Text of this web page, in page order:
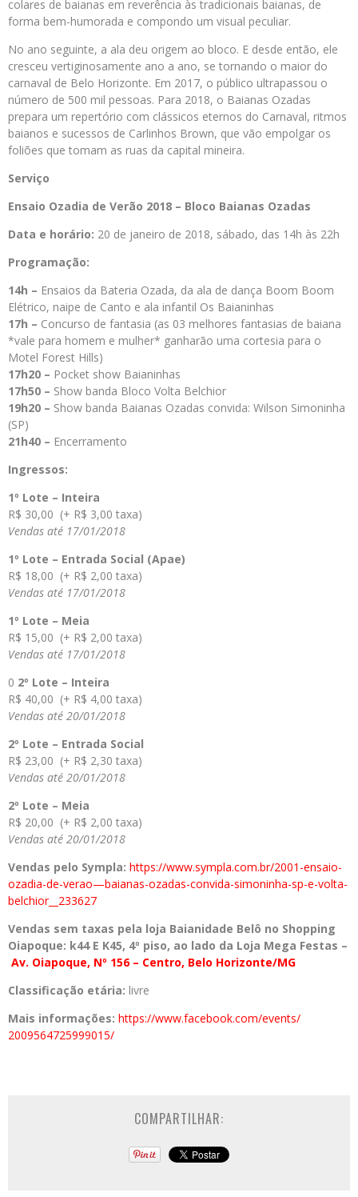
colares de baianas em reverência às tradicionais baianas, de
forma bem-humorada e compondo um visual peculiar.
No ano seguinte, a ala deu origem ao bloco. E desde então, ele
cresceu vertiginosamente ano a ano, se tornando o maior do
carnaval de Belo Horizonte. Em 2017, o público ultrapassou o
número de 500 mil pessoas. Para 2018, o Baianas Ozadas
prepara um repertório com clássicos eternos do Carnaval, ritmos
baianos e sucessos de Carlinhos Brown, que vão empolgar os
foliões que tomam as ruas da capital mineira.
Serviço
Ensaio Ozadia de Verão 2018 – Bloco Baianas Ozadas
Data e horário: 20 de janeiro de 2018, sábado, das 14h às 22h
Programação:
14h – Ensaios da Bateria Ozada, da ala de dança Boom Boom
Elétrico, naipe de Canto e ala infantil Os Baianinhas
17h – Concurso de fantasia (as 03 melhores fantasias de baiana
*vale para homem e mulher* ganharão uma cortesia para o
Motel Forest Hills)
17h20 – Pocket show Baianinhas
17h50 – Show banda Bloco Volta Belchior
19h20 – Show banda Baianas Ozadas convida: Wilson Simoninha
(SP)
21h40 – Encerramento
Ingressos:
1º Lote – Inteira
R$ 30,00 (+ R$ 3,00 taxa)
Vendas até 17/01/2018
1º Lote – Entrada Social (Apae)
R$ 18,00 (+ R$ 2,00 taxa)
Vendas até 17/01/2018
1º Lote – Meia
R$ 15,00 (+ R$ 2,00 taxa)
Vendas até 17/01/2018
0 2º Lote – Inteira
R$ 40,00 (+ R$ 4,00 taxa)
Vendas até 20/01/2018
2º Lote – Entrada Social
R$ 23,00 (+ R$ 2,30 taxa)
Vendas até 20/01/2018
2º Lote – Meia
R$ 20,00 (+ R$ 2,00 taxa)
Vendas até 20/01/2018
Vendas pelo Sympla: https://www.sympla.com.br/2001-ensaio-
ozadia-de-verao—baianas-ozadas-convida-simoninha-sp-e-volta-
belchior__233627
Vendas sem taxas pela loja Baianidade Belô no Shopping
Oiapoque: k44 E K45, 4º piso, ao lado da Loja Mega Festas –
Av. Oiapoque, Nº 156 – Centro, Belo Horizonte/MG
Classificação etária: livre
Mais informações: https://www.facebook.com/events/
2009564725999015/
COMPARTILHAR: